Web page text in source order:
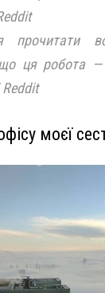
прочитати
що ця робота
моєї